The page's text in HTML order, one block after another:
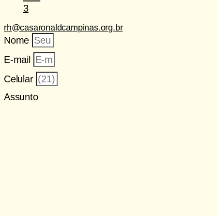
rh@casaronaldcampinas.org.br
Nome
E-mail
Celular
Assunto